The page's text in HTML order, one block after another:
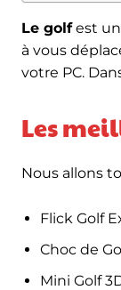
Le golfest un
à vous
votre PC.
Les
Nous allons
Flick Golf
Choc de
Mini Golf